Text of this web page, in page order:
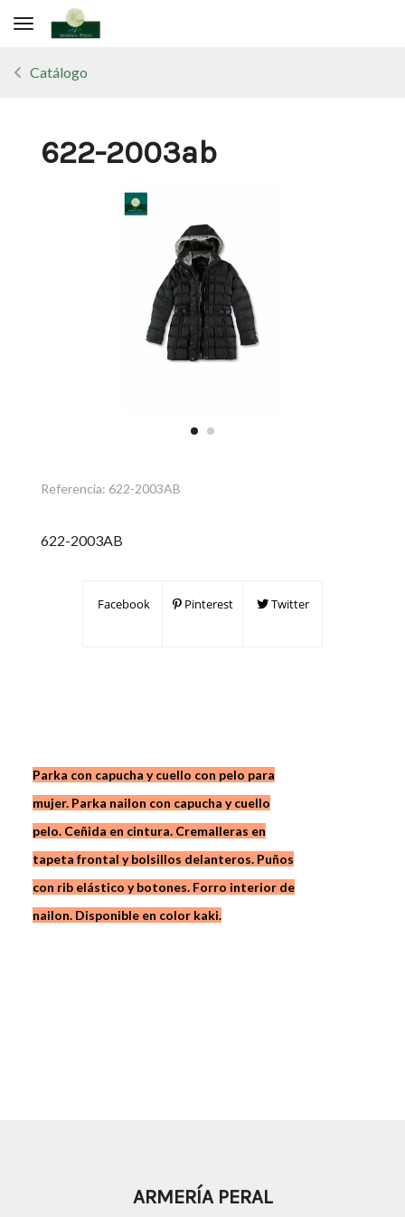
Toggle navigation
Catálogo
622-2003ab
Referencia: 622-2003AB
622-2003AB
Facebook Pinterest Twitter
Parka con capucha y cuello con pelo para
mujer. Parka nailon con capucha y cuello
pelo. Ceñida en cintura. Cremalleras en
tapeta frontal y bolsillos delanteros. Puños
con rib elástico y botones. Forro interior de
nailon. Disponible en color kaki.
ARMERÍA PERAL